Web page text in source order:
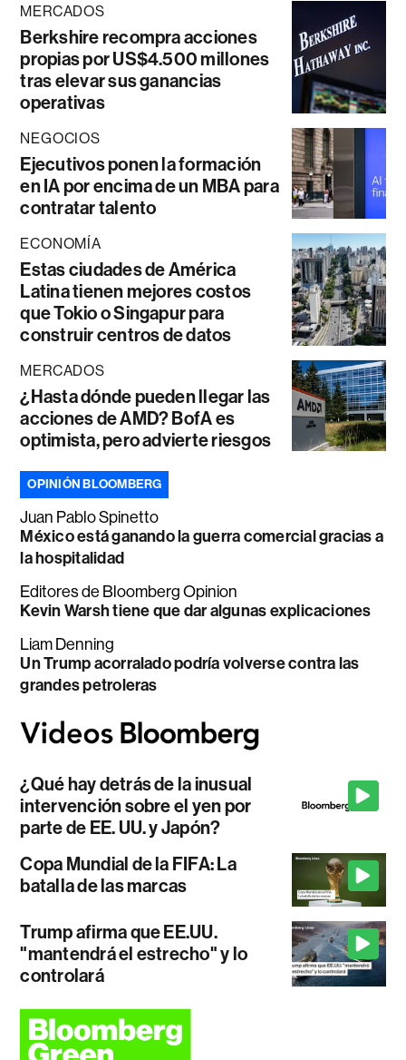
MERCADOS
Berkshire recompra acciones
propias por US$4.500 millones
tras elevar sus ganancias
operativas
NEGOCIOS
Ejecutivos ponen la formación
en IA por encima de un MBA para
contratar talento
ECONOMÍA
Estas ciudades de América
Latina tienen mejores costos
que Tokio o Singapur para
construir centros de datos
MERCADOS
¿Hasta dónde pueden llegar las
acciones de AMD? BofA es
optimista, pero advierte riesgos
OPINIÓN BLOOMBERG
Juan Pablo Spinetto
México está ganando la guerra comercial gracias a
la hospitalidad
Editores de Bloomberg Opinion
Kevin Warsh tiene que dar algunas explicaciones
Liam Denning
Un Trump acorralado podría volverse contra las
grandes petroleras
¿Qué hay detrás de la inusual
intervención sobre el yen por
parte de EE. UU. y Japón?
Copa Mundial de la FIFA: La
batalla de las marcas
Trump afirma que EE.UU.
"mantendrá el estrecho" y lo
controlará